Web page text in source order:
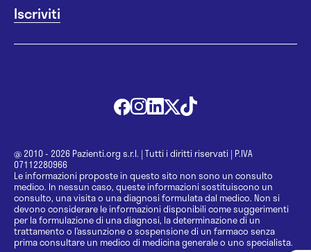
@ 2010 - 2026 Pazienti.org s.r.l. | Tutti i diritti riservati | P.IVA
07112280966
Le informazioni proposte in questo sito non sono un consulto
medico. In nessun caso, queste informazioni sostituiscono un
consulto, una visita o una diagnosi formulata dal medico. Non si
devono considerare le informazioni disponibili come suggerimenti
per la formulazione di una diagnosi, la determinazione di un
trattamento o l’assunzione o sospensione di un farmaco senza
prima consultare un medico di medicina generale o uno specialista.